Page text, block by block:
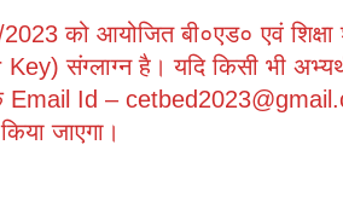
को आयोजित बी०एड० एवं शिक्षा
संग्लाग्न है। यदि किसी भी
Id –
जाएगा।